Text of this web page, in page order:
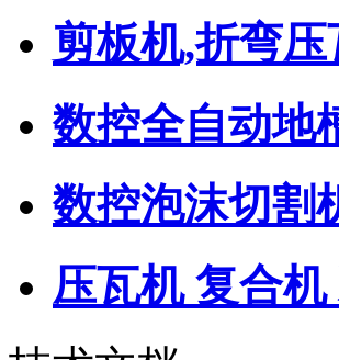
剪板机,折弯
数控全自动地
数控泡沫切割
压瓦机 复合